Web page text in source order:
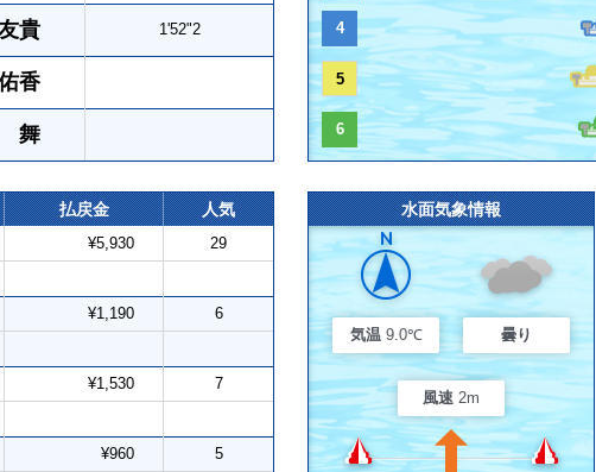
貴 1'52"2
香
舞
4
5
6
払戻金 人気
¥5,930 29
¥1,190 6
¥1,530 7
¥960 5
水面気象情報
気温 9.0℃ 曇り
風速 2m